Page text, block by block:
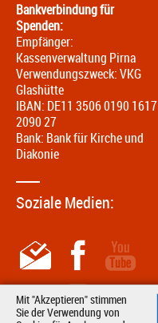
Bankverbindung für
Spenden:
Empfänger:
Kassenverwaltung Pirna
Verwendungszweck: VKG
Glashütte
IBAN: DE11 3506 0190 1617
2090 27
Bank: Bank für Kirche und
Diakonie
Soziale Medien:
Mit "Akzeptieren" stimmen
Sie der Verwendung von